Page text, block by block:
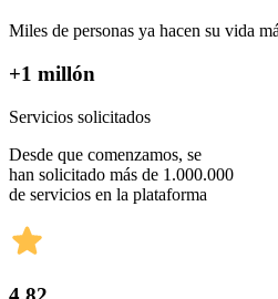
Miles de personas ya hacen su vida
+1 millón
Servicios solicitados
Desde que comenzamos, se
han solicitado más de 1.000.000
de servicios en la plataforma